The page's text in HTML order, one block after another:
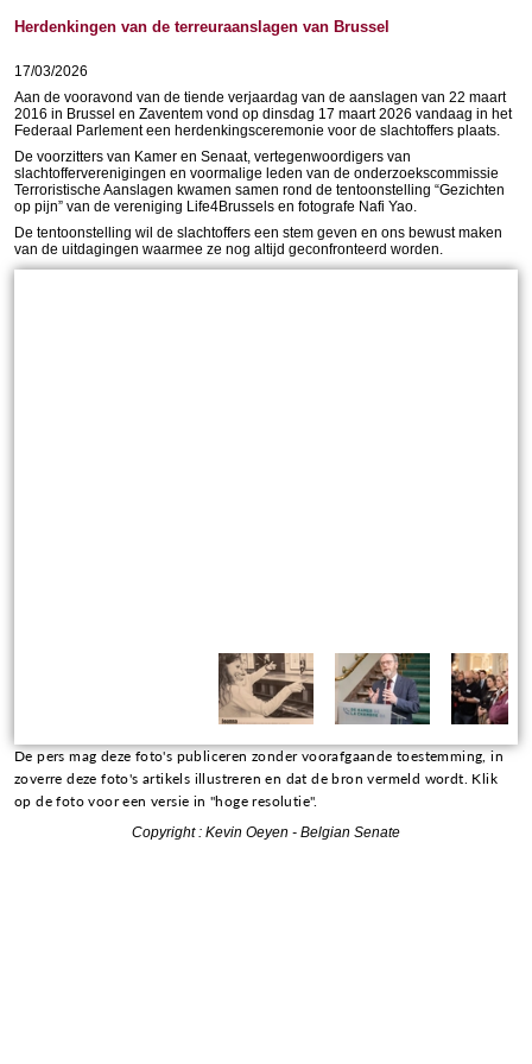
Herdenkingen van de terreuraanslagen van Brussel
17/03/2026
Aan de vooravond van de tiende verjaardag van de aanslagen van 22 maart
2016 in Brussel en Zaventem vond op dinsdag 17 maart 2026 vandaag in het
Federaal Parlement een herdenkingsceremonie voor de slachtoffers plaats.
De voorzitters van Kamer en Senaat, vertegenwoordigers van
slachtofferverenigingen en voormalige leden van de onderzoekscommissie
Terroristische Aanslagen kwamen samen rond de tentoonstelling “Gezichten
op pijn” van de vereniging Life4Brussels en fotografe Nafi Yao.
De tentoonstelling wil de slachtoffers een stem geven en ons bewust maken
van de uitdagingen waarmee ze nog altijd geconfronteerd worden.
De pers mag deze foto's publiceren zonder voorafgaande toestemming, in
zoverre deze foto's artikels illustreren en dat de bron vermeld wordt. Klik
op de foto voor een versie in "hoge resolutie".
Copyright : Kevin Oeyen - Belgian Senate